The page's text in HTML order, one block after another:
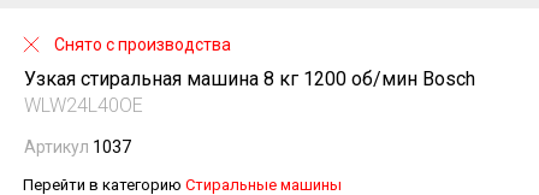
Узкая стиральная машина 8 кг 1200 об/мин Bosch
WLW24L40OE
Артикул 1037
Перейти в категорию Стиральные машины
Снято с производства